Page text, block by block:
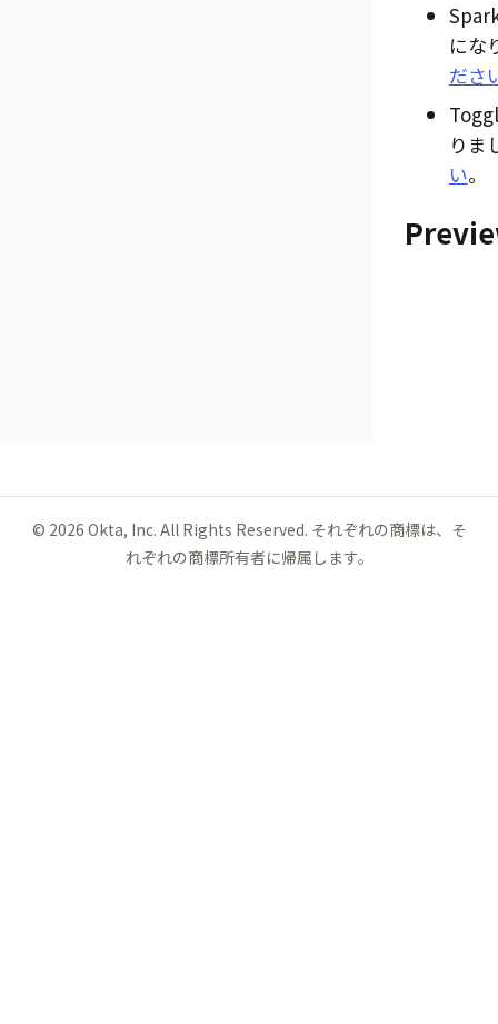
にな
ださ
りま
い。
© 2026 Okta, Inc. All Rights Reserved. それぞれの商標は、そ
れぞれの商標所有者に帰属します。